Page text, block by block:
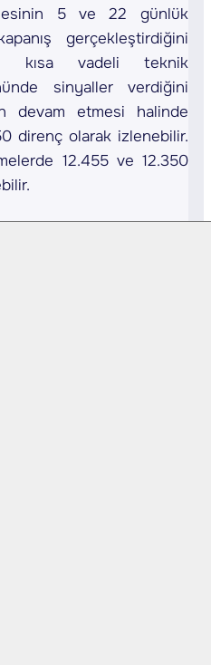
5 ve 22 günlük
gerçekleştirdiğini
kısa vadeli teknik
sinyaller verdiğini
devam etmesi halinde
direnç olarak izlenebilir.
12.455 ve 12.350